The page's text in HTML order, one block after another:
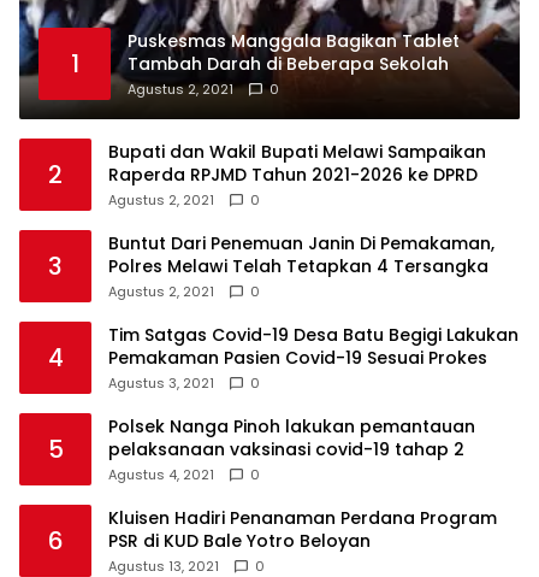
1
Puskesmas Manggala Bagikan Tablet
Tambah Darah di Beberapa Sekolah
Agustus 2, 2021 0
2
Bupati dan Wakil Bupati Melawi Sampaikan
Raperda RPJMD Tahun 2021-2026 ke DPRD
Agustus 2, 2021 0
3
Buntut Dari Penemuan Janin Di Pemakaman,
Polres Melawi Telah Tetapkan 4 Tersangka
Agustus 2, 2021 0
4
Tim Satgas Covid-19 Desa Batu Begigi Lakukan
Pemakaman Pasien Covid-19 Sesuai Prokes
Agustus 3, 2021 0
5
Polsek Nanga Pinoh lakukan pemantauan
pelaksanaan vaksinasi covid-19 tahap 2
Agustus 4, 2021 0
6
Kluisen Hadiri Penanaman Perdana Program
PSR di KUD Bale Yotro Beloyan
Agustus 13, 2021 0